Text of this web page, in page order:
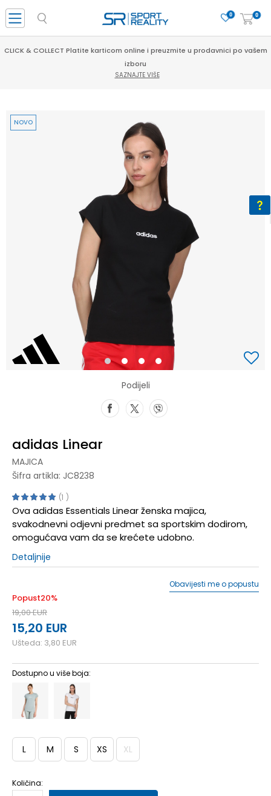
0
0
CLICK & COLLECT Platite karticom online i preuzmite u prodavnici po vašem
izboru
SAZNAJTE VIŠE
1 2 3 4
NOVO
Podijeli
adidas Linear
MAJICA
Šifra artikla: JC8238
1
Ova adidas Essentials Linear ženska majica,
svakodnevni odjevni predmet sa sportskim dodirom,
omogućava vam da se krećete udobno.
Detaljnije
Popust20%
19,00EUR
15,20 EUR
Ušteda: 3,80 EUR
Obavijesti me o popustu
Dostupno u više boja:
L M S XS XL
Količina: